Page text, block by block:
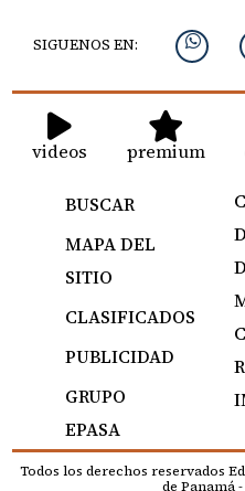
SIGUENOS EN:
videos premium
BUSCAR
MAPA DEL
SITIO
CLASIFICADOS
PUBLICIDAD
GRUPO
EPASA
Todos los derechos reservados
de Panamá -